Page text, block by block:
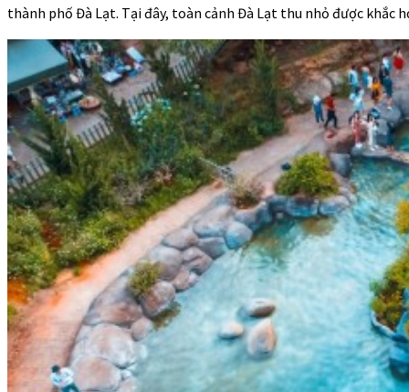
thành phố Đà Lạt. Tại đây, toàn cảnh Đà Lạt thu nhỏ được khắc